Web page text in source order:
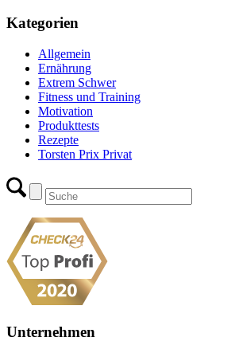
Kategorien
Allgemein
Ernährung
Extrem Schwer
Fitness und Training
Motivation
Produkttests
Rezepte
Torsten Prix Privat
Unternehmen